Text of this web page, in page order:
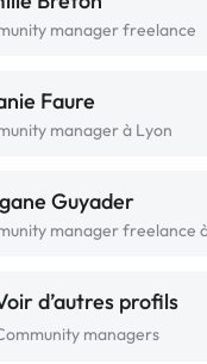
manager freelance
Faure
manager à Lyon
Guyader
manager freelance
d’autres profils
managers